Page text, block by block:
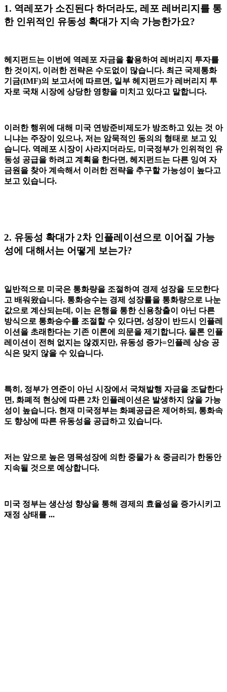
1. 역레포가 소진된다 하더라도, 레포 레버리지를 통
한 인위적인 유동성 확대가 지속 가능한가요?
헤지펀드는 이번에 역레포 자금을 활용하여 레버리지 투자를
한 것이지, 이러한 전략은 수도없이 많습니다. 최근 국제통화
기금(IMF)의 보고서에 따르면, 일부 헤지펀드가 레버리지 투
자로 국채 시장에 상당한 영향을 미치고 있다고 말합니다.
이러한 행위에 대해 미국 연방준비제도가 방조하고 있는 것 아
니냐는 주장이 있으나, 저는 암묵적인 동의의 형태로 보고 있
습니다. 역레포 시장이 사라지더라도, 미국정부가 인위적인 유
동성 공급을 하려고 계획을 한다면, 헤지펀드는 다른 잉여 자
금원을 찾아 계속해서 이러한 전략을 추구할 가능성이 높다고
보고 있습니다.
2. 유동성 확대가 2차 인플레이션으로 이어질 가능
성에 대해서는 어떻게 보는가?
일반적으로 미국은 통화량을 조절하여 경제 성장을 도모한다
고 배워왔습니다. 통화승수는 경제 성장률을 통화량으로 나눈
값으로 계산되는데, 이는 은행을 통한 신용창출이 아닌 다른
방식으로 통화승수를 조절할 수 있다면, 성장이 반드시 인플레
이션을 초래한다는 기존 이론에 의문을 제기합니다. 물론 인플
레이션이 전혀 없지는 않겠지만, 유동성 증가=인플레 상승 공
식은 맞지 않을 수 있습니다.
특히, 정부가 연준이 아닌 시장에서 국채발행 자금을 조달한다
면, 화폐적 현상에 따른 2차 인플레이션은 발생하지 않을 가능
성이 높습니다. 현재 미국정부는 화폐공급은 제어하되, 통화속
도 향상에 따른 유동성을 공급하고 있습니다.
저는 앞으로 높은 명목성장에 의한 중물가 & 중금리가 한동안
지속될 것으로 예상합니다.
미국 정부는 생산성 향상을 통해 경제의 효율성을 증가시키고
재정 상태를 ...